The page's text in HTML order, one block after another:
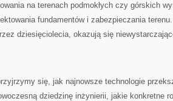
na terenach podmokłych czy górskich
fundamentów i zabezpieczania
dziesięciolecia, okazują się
się, jak najnowsze technologie
dziedzinę inżynierii, jakie konkretne